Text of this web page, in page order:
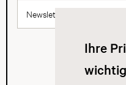
Ihre
wichtig
Newsletter abonnieren